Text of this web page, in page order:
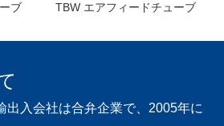
ブ TBW エアフィードチューブ
出入会社は合弁企業で、2005年に